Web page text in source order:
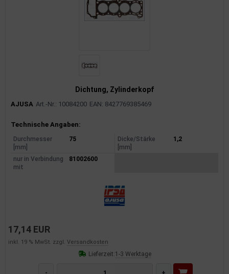
Dichtung, Zylinderkopf
AJUSA Art.-Nr.: 10084200 EAN: 8427769385469
Produktinformationen
Technische Angaben:
Durchmesser
[mm]
75
Dicke/Stärke
[mm]
1,2
nur in Verbindung
mit
81002600
17,14 EUR
inkl. 19 % MwSt. zzgl. Versandkosten
Lieferzeit:1-3 Werktage